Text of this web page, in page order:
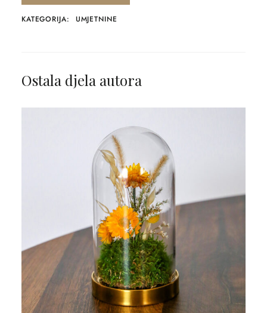
KATEGORIJA: UMJETNINE
Ostala djela autora